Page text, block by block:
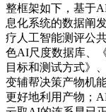
整框架如下，基于
息化系统的数据阐
疗人工智能测评公
色AI尺度数据库、
目标和测试方式》
变辅帮决策产物机
更好地利用产物；